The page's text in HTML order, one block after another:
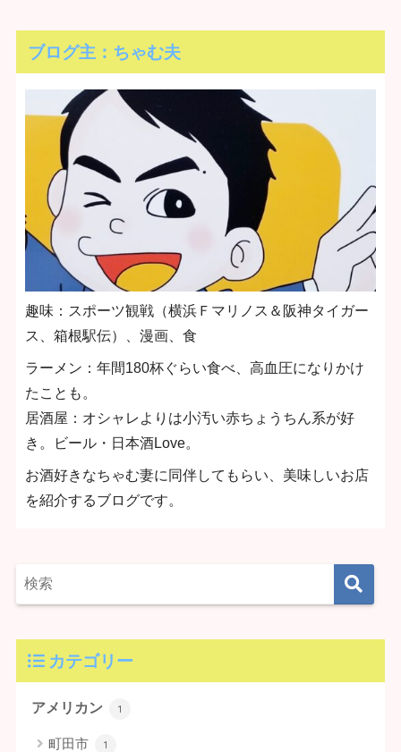
ブログ主：ちゃむ夫
趣味：スポーツ観戦（横浜Ｆマリノス＆阪神タイガー
ス、箱根駅伝）、漫画、食
ラーメン：年間180杯ぐらい食べ、高血圧になりかけ
たことも。
居酒屋：オシャレよりは小汚い赤ちょうちん系が好
き。ビール・日本酒Love。
お酒好きなちゃむ妻に同伴してもらい、美味しいお店
を紹介するブログです。
カテゴリー
アメリカン 1
町田市 1